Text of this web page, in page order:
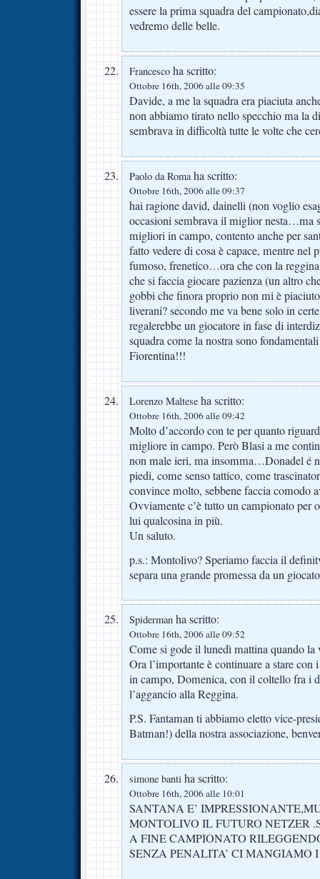
essere la prima squadra del
vedremo delle belle.
Francesco ha scritto:
Ottobre 16th, 2006 alle 09:35
Davide, a me la squadra era piaciuta
non abbiamo tirato nello specchio ma la
sembrava in difficoltà tutte le volte che
Paolo da Romaha scritto:
Ottobre 16th, 2006 alle 09:37
hai ragione david, dainelli (non voglio
occasioni sembrava il miglior nesta…ma
migliori in campo, contento anche per
fatto vedere di cosa è capace, mentre nel
fumoso, frenetico…ora che con la
che si faccia giocare pazienza (un altro
gobbi che finora proprio non mi è
liverani? secondo me va bene solo in
regalerebbe un giocatore in fase di
squadra come la nostra sono
Fiorentina!!!
Lorenzo Maltese ha scritto:
Ottobre 16th, 2006 alle 09:42
Molto d’accordo con te per quanto
migliore in campo. Però Blasi a me
non male ieri, ma insomma…Donadel é
piedi, come senso tattico, come
convince molto, sebbene faccia comodo
Ovviamente c’è tutto un campionato per
lui qualcosina in più.
Un saluto.
p.s.: Montolivo? Speriamo faccia il
separa una grande promessa da un
Spiderman ha scritto:
Ottobre 16th, 2006 alle 09:52
Come si gode il lunedì mattina quando
Ora l’importante è continuare a stare con
in campo, Domenica, con il coltello fra i
l’aggancio alla Reggina.
P.S. Fantaman ti abbiamo eletto vice-
Batman!) della nostra associazione,
simone banti ha scritto:
Ottobre 16th, 2006 alle 10:01
SANTANA E’
MONTOLIVO IL FUTURO NETZER
A FINE CAMPIONATO
SENZA PENALITA’ CI